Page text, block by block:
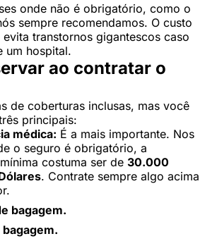
onde não é obrigatório, como o
sempre recomendamos. O custo
transtornos gigantescos caso
um hospital.
ao contratar o
de coberturas inclusas, mas você
principais:
médica: É a mais importante. Nos
o seguro é obrigatório, a
costuma ser de 30.000
. Contrate sempre algo acima
bagagem.